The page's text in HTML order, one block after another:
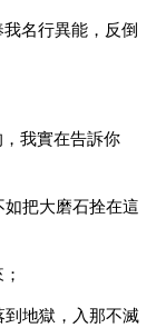
名行異能，反倒
我實在告訴你
如把大磨石拴在這
地獄，入那不滅